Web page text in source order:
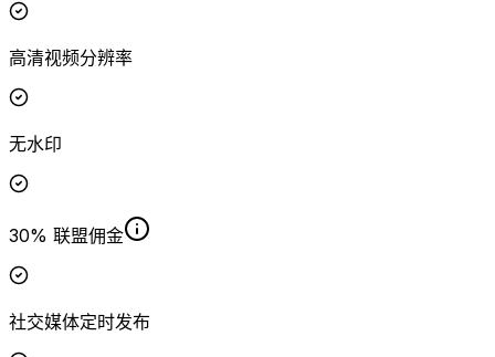
高清视频分辨率
无水印
30% 联盟佣金
社交媒体定时发布